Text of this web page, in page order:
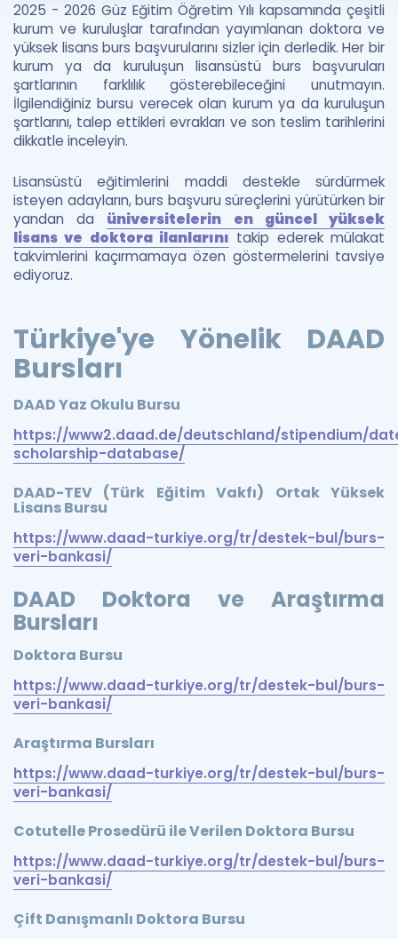
ÖSYM Sınav Takvimi
Kampanyalar
Blog
2025 - 2026 Güz Eğitim Öğretim Yılı kapsamında çeşitli
kurum ve kuruluşlar tarafından yayımlanan doktora ve
yüksek lisans burs başvurularını sizler için derledik. Her bir
kurum ya da kuruluşun lisansüstü burs başvuruları
şartlarının farklılık gösterebileceğini unutmayın.
İlgilendiğiniz bursu verecek olan kurum ya da kuruluşun
şartlarını, talep ettikleri evrakları ve son teslim tarihlerini
dikkatle inceleyin.
Lisansüstü eğitimlerini maddi destekle sürdürmek
isteyen adayların, burs başvuru süreçlerini yürütürken bir
yandan da üniversitelerin en güncel yüksek
lisans ve doktora ilanlarını takip ederek mülakat
takvimlerini kaçırmamaya özen göstermelerini tavsiye
ediyoruz.
Türkiye'ye Yönelik DAAD
Bursları
DAAD Yaz Okulu Bursu
https://www2.daad.de/deutschland/stipendium/
scholarship-database/
DAAD-TEV (Türk Eğitim Vakfı) Ortak Yüksek
Lisans Bursu
https://www.daad-turkiye.org/tr/destek-bul/burs-
veri-bankasi/
DAAD Doktora ve Araştırma
Bursları
Doktora Bursu
https://www.daad-turkiye.org/tr/destek-bul/burs-
veri-bankasi/
Araştırma Bursları
https://www.daad-turkiye.org/tr/destek-bul/burs-
veri-bankasi/
Cotutelle Prosedürü ile Verilen Doktora Bursu
https://www.daad-turkiye.org/tr/destek-bul/burs-
veri-bankasi/
Çift Danışmanlı Doktora Bursu